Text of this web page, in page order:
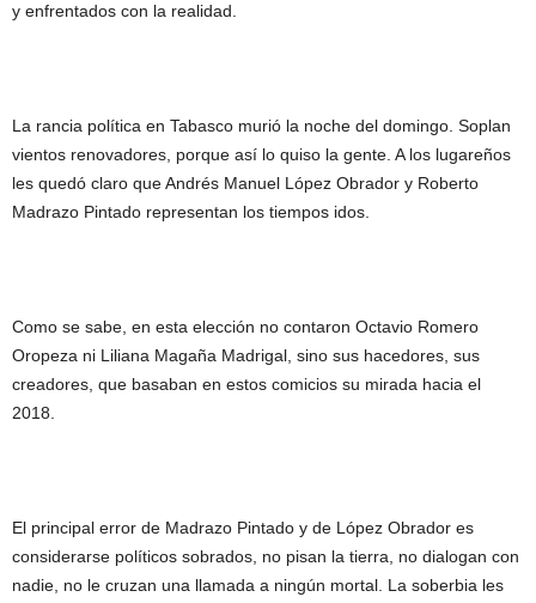
y enfrentados con la realidad.
La rancia política en Tabasco murió la noche del domingo. Soplan
vientos renovadores, porque así lo quiso la gente. A los lugareños
les quedó claro que Andrés Manuel López Obrador y Roberto
Madrazo Pintado representan los tiempos idos.
Como se sabe, en esta elección no contaron Octavio Romero
Oropeza ni Liliana Magaña Madrigal, sino sus hacedores, sus
creadores, que basaban en estos comicios su mirada hacia el
2018.
El principal error de Madrazo Pintado y de López Obrador es
considerarse políticos sobrados, no pisan la tierra, no dialogan con
nadie, no le cruzan una llamada a ningún mortal. La soberbia les